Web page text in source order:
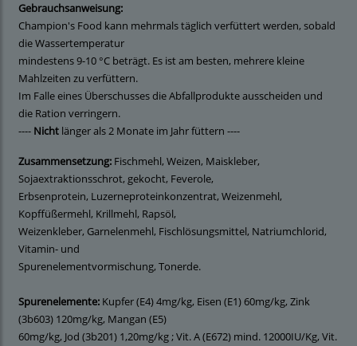
Gebrauchsanweisung:
Champion's Food kann mehrmals täglich verfüttert werden, sobald
die Wassertemperatur
mindestens 9-10 °C beträgt. Es ist am besten, mehrere kleine
Mahlzeiten zu verfüttern.
Im Falle eines Überschusses die Abfallprodukte ausscheiden und
die Ration verringern.
---- Nicht länger als 2 Monate im Jahr füttern ----
Zusammensetzung: Fischmehl, Weizen, Maiskleber,
Sojaextraktionsschrot, gekocht, Feverole,
Erbsenprotein, Luzerneproteinkonzentrat, Weizenmehl,
Kopffüßermehl, Krillmehl, Rapsöl,
Weizenkleber, Garnelenmehl, Fischlösungsmittel, Natriumchlorid,
Vitamin- und
Spurenelementvormischung, Tonerde.
Spurenelemente: Kupfer (E4) 4mg/kg, Eisen (E1) 60mg/kg, Zink
(3b603) 120mg/kg, Mangan (E5)
60mg/kg, Jod (3b201) 1,20mg/kg ; Vit. A (E672) mind. 12000IU/Kg, Vit.